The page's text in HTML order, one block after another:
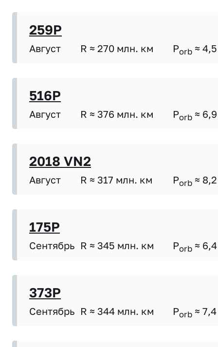
259P
Август R ≈ 270 млн. км Porb ≈ 4,5
516P
Август R ≈ 376 млн. км Porb ≈ 6,9
2018 VN2
Август R ≈ 317 млн. км Porb ≈ 8,2
175P
Сентябрь R ≈ 345 млн. км Porb ≈ 6,4
373P
Сентябрь R ≈ 344 млн. км Porb ≈ 7,4